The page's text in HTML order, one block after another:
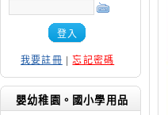
登入
我要註冊 |忘記密碼
嬰幼稚園。國小學用品